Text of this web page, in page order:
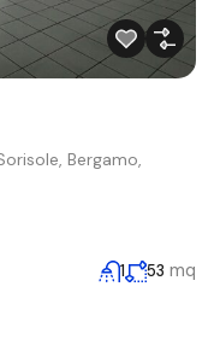
Bergamo,
1 53 mq